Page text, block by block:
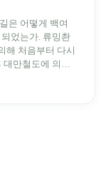
은 어떻게 백여
었는가. 류밍촨
해 처음부터 다시
만철도에 의해
을 주석으로 밀
민 지명이 다시 철